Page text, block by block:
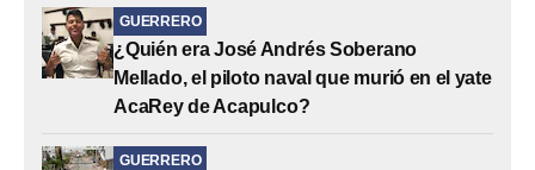
GUERRERO
¿Quién era José Andrés Soberano
Mellado, el piloto naval que murió en el yate
AcaRey de Acapulco?
GUERRERO